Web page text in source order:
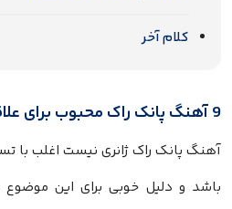
کلام آخر
9 آهنگ پانک راک محبوب برای علاقمندان به صدا
آهنگ پانک راک ژانری نیست اغلب با
باشد و دلیل خوبی برای این